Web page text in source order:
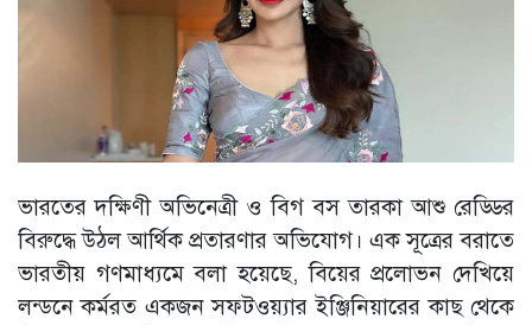
ভারতের দক্ষিণী অভিনেত্রী ও বিগ বস তারকা আশু রেড্ডির
বিরুদ্ধে উঠল আর্থিক প্রতারণার অভিযোগ। এক সূত্রের বরাতে
ভারতীয় গণমাধ্যমে বলা হয়েছে, বিয়ের প্রলোভন দেখিয়ে
লন্ডনে কর্মরত একজন সফটওয়্যার ইঞ্জিনিয়ারের কাছ থেকে